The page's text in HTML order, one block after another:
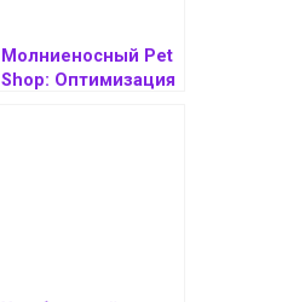
Молниеносный Pet
Shop: Оптимизация